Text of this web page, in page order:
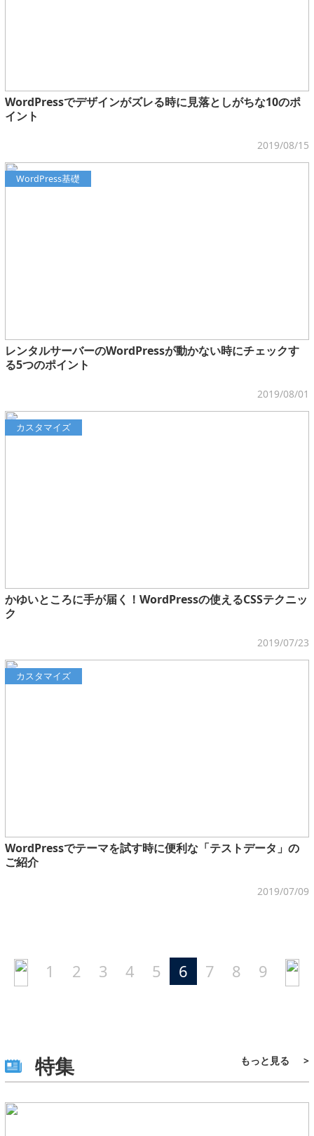
WordPressでデザインがズレる時に見落としがちな10のポ
イント
2019/08/15
WordPress基礎
レンタルサーバーのWordPressが動かない時にチェックす
る5つのポイント
2019/08/01
カスタマイズ
かゆいところに手が届く！WordPressの使えるCSSテクニッ
ク
2019/07/23
カスタマイズ
WordPressでテーマを試す時に便利な「テストデータ」の
ご紹介
2019/07/09
1 2 3 4 5 6 7 8 9
特集 もっと見る >